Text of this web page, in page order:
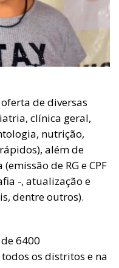
de diversas
clínica geral,
nutrição,
além de
de RG e CPF
-, atualização e
dentre outros).
6400
os distritos e na